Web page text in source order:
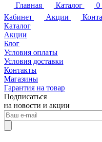
Главная Каталог 0
Кабинет
Акции
Каталог
Акции
Блог
Условия оплаты
Условия доставки
Контакты
Магазины
Гарантия на товар
Подписаться
на новости и акции